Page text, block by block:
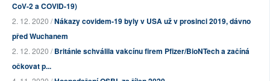
CoV-2 a COVID-19)
2. 12. 2020 /Nákazy covidem-19 byly v USA už v prosinci 2019, dávno
před Wuchanem
2. 12. 2020 /Británie schválila vakcínu firem Pfizer/BioNTech a začíná
očkovat p...